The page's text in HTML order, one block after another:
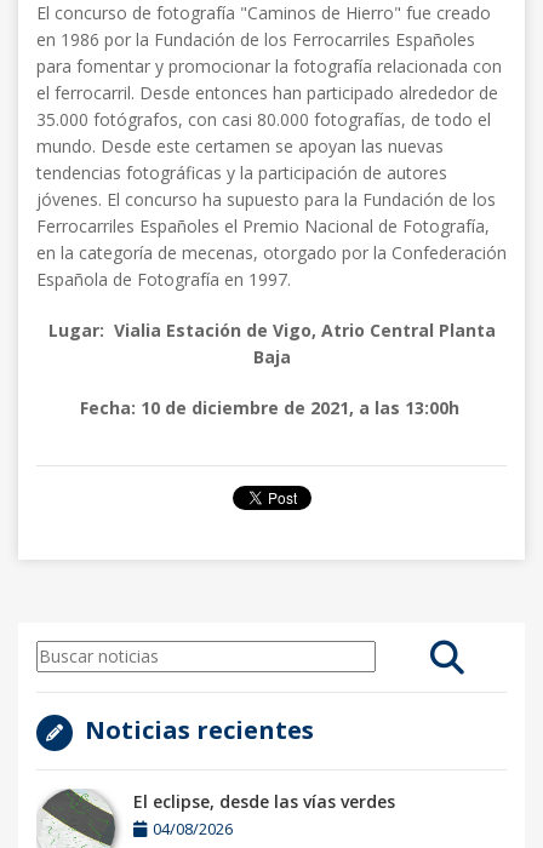
El concurso de fotografía "Caminos de Hierro" fue creado
en 1986 por la Fundación de los Ferrocarriles Españoles
para fomentar y promocionar la fotografía relacionada con
el ferrocarril. Desde entonces han participado alrededor de
35.000 fotógrafos, con casi 80.000 fotografías, de todo el
mundo. Desde este certamen se apoyan las nuevas
tendencias fotográficas y la participación de autores
jóvenes. El concurso ha supuesto para la Fundación de los
Ferrocarriles Españoles el Premio Nacional de Fotografía,
en la categoría de mecenas, otorgado por la Confederación
Española de Fotografía en 1997.
Lugar: Vialia Estación de Vigo, Atrio Central Planta
Baja
Fecha: 10 de diciembre de 2021, a las 13:00h
Noticias recientes
El eclipse, desde las vías verdes
04/08/2026